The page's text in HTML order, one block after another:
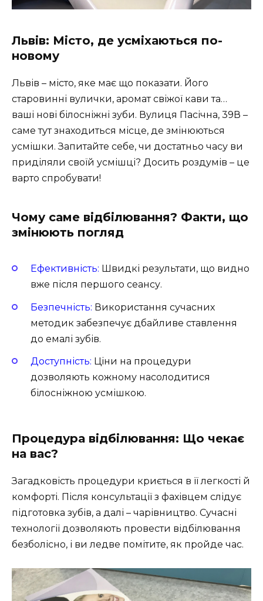
Львів: Місто, де усміхаються по-
новому
Львів – місто, яке має що показати. Його
старовинні вулички, аромат свіжої кави та…
ваші нові білосніжні зуби. Вулиця Пасічна, 39В –
саме тут знаходиться місце, де змінюються
усмішки. Запитайте себе, чи достатньо часу ви
приділяли своїй усмішці? Досить роздумів – це
варто спробувати!
Чому саме відбілювання? Факти, що
змінюють погляд
Ефективність: Швидкі результати, що видно
вже після першого сеансу.
Безпечність: Використання сучасних
методик забезпечує дбайливе ставлення
до емалі зубів.
Доступність: Ціни на процедури
дозволяють кожному насолодитися
білосніжною усмішкою.
Процедура відбілювання: Що чекає
на вас?
Загадковість процедури криється в її легкості й
комфорті. Після консультації з фахівцем слідує
підготовка зубів, а далі – чарівництво. Сучасні
технології дозволяють провести відбілювання
безболісно, і ви ледве помітите, як пройде час.